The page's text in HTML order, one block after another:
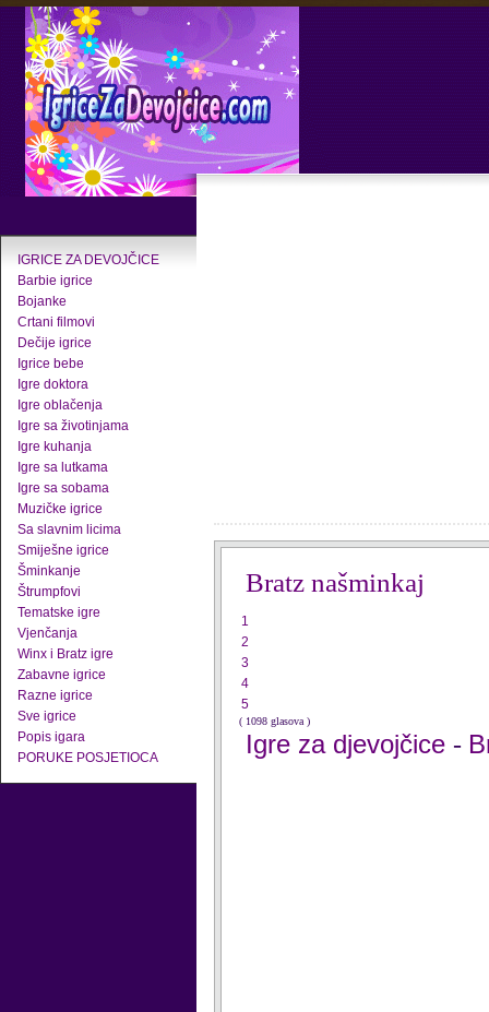
IGRICE ZA DEVOJČICE
Barbie igrice
Bojanke
Crtani filmovi
Dečije igrice
Igrice bebe
Igre doktora
Igre oblačenja
Igre sa životinjama
Igre kuhanja
Igre sa lutkama
Igre sa sobama
Muzičke igrice
Sa slavnim licima
Smiješne igrice
Šminkanje
Štrumpfovi
Tematske igre
Vjenčanja
Winx i Bratz igre
Zabavne igrice
Razne igrice
Sve igrice
Popis igara
PORUKE POSJETIOCA
Bratz našminkaj
1
2
3
4
5
( 1098 glasova )
Igre za djevojčice -